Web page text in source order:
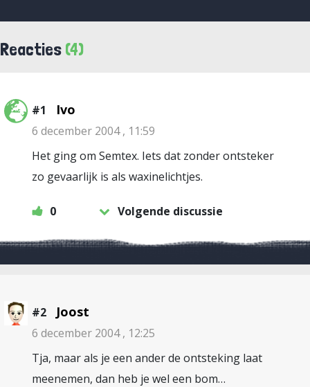
Reacties (4)
#1 Ivo
6 december 2004 , 11:59
Het ging om Semtex. Iets dat zonder ontsteker
zo gevaarlijk is als waxinelichtjes.
0 Volgende discussie
#2 Joost
6 december 2004 , 12:25
Tja, maar als je een ander de ontsteking laat
meenemen, dan heb je wel een bom…